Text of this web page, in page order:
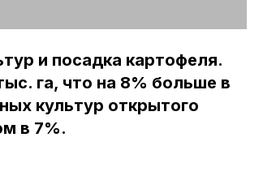
и посадка картофеля.
га, что на 8% больше в
культур открытого
в 7%.